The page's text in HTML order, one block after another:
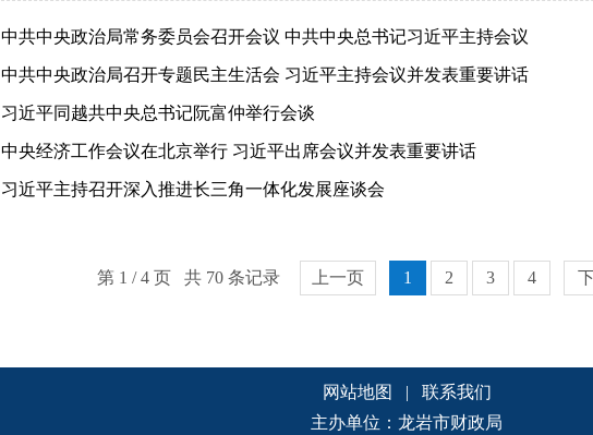
中共中央政治局常务委员会召开会议 中共中央总书记习近平主持会议
中共中央政治局召开专题民主生活会 习近平主持会议并发表重要讲话
习近平同越共中央总书记阮富仲举行会谈
中央经济工作会议在北京举行 习近平出席会议并发表重要讲话
习近平主持召开深入推进长三角一体化发展座谈会
第 1 / 4 页 共 70 条记录 上一页 1 2 3 4
网站地图 |
联系我们
主办单位：龙岩市财政局